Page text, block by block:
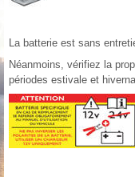
La batterie est sans
Néanmoins, vérifiez la
périodes estivale et